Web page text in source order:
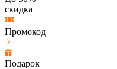
скидка
Промокод
Подарок